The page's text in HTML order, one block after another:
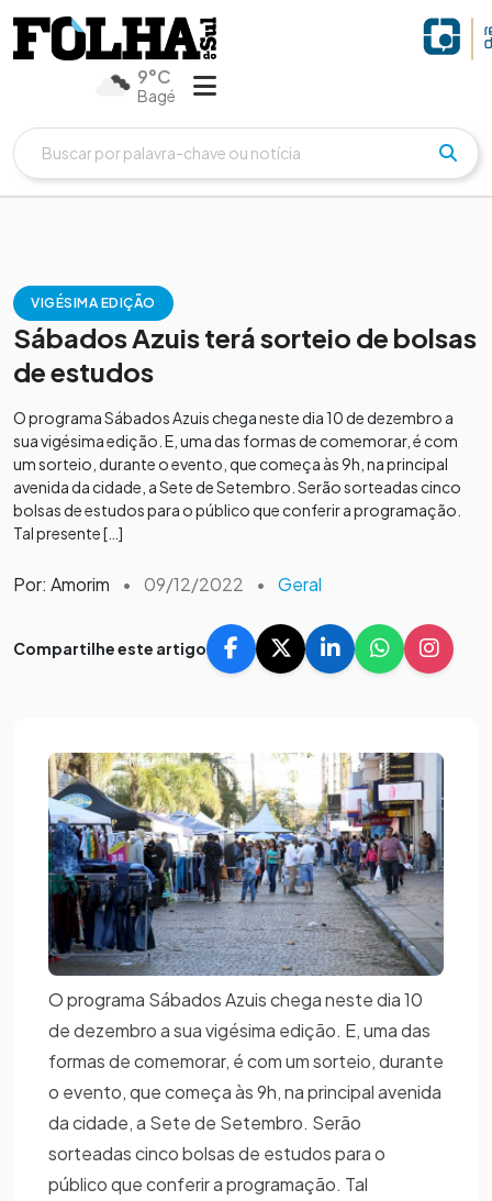
9°C
Bagé
VIGÉSIMA EDIÇÃO
Sábados Azuis terá sorteio de bolsas
de estudos
O programa Sábados Azuis chega neste dia 10 de dezembro a
sua vigésima edição. E, uma das formas de comemorar, é com
um sorteio, durante o evento, que começa às 9h, na principal
avenida da cidade, a Sete de Setembro. Serão sorteadas cinco
bolsas de estudos para o público que conferir a programação.
Tal presente […]
Por: Amorim • 09/12/2022 • Geral
Compartilhe este artigo
O programa Sábados Azuis chega neste dia 10
de dezembro a sua vigésima edição. E, uma das
formas de comemorar, é com um sorteio, durante
o evento, que começa às 9h, na principal avenida
da cidade, a Sete de Setembro. Serão
sorteadas cinco bolsas de estudos para o
público que conferir a programação. Tal